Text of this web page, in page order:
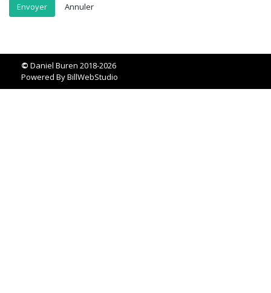
Annuler
© Daniel Buren 2018-2026
Powered ByBillWebStudio